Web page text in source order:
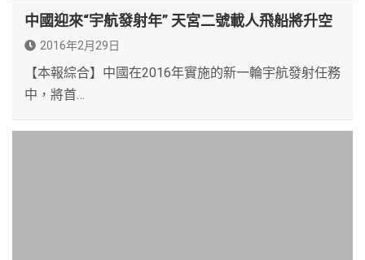
中國迎來“宇航發射年” 天宮二號載人飛船將升空
2016年2月29日
【本報綜合】中國在2016年實施的新一輪宇航發射任務
中，將首…